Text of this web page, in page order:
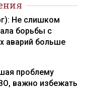
Не слишком
борьбы с
аварий больше
проблему
важно избежать